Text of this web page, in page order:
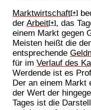
Marktwirtschaft[+]
derArbeit[+] , das
einem Markt gegen
Meisten heißt die
entsprechende
für imVerlauf des
Werdende ist es
Der an einem Markt
der Wert der
Tages ist die